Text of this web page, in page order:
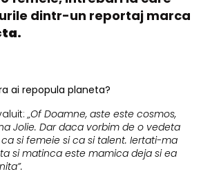
dintr-un reportaj marca
ai repopula planeta?
„Of Doamne, aste este cosmos,
Jolie. Dar daca vorbim de o vedeta
si femeie si ca si talent. Iertati-ma
si matinca este mamica deja si ea